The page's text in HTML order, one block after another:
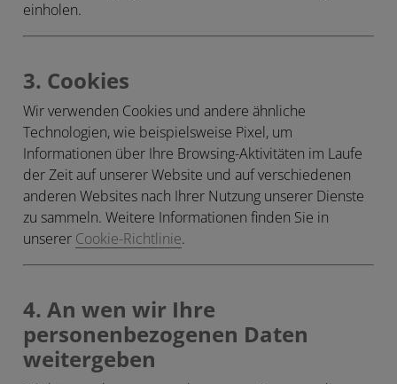
einholen.
3. Cookies
Wir verwenden Cookies und andere ähnliche
Technologien, wie beispielsweise Pixel, um
Informationen über Ihre Browsing-Aktivitäten im Laufe
der Zeit auf unserer Website und auf verschiedenen
anderen Websites nach Ihrer Nutzung unserer Dienste
zu sammeln. Weitere Informationen finden Sie in
unserer Cookie-Richtlinie.
4. An wen wir Ihre
personenbezogenen Daten
weitergeben